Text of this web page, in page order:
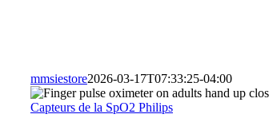
mmsiestore2026-03-17T07:33:25-04:00
Capteurs de la SpO2 Philips